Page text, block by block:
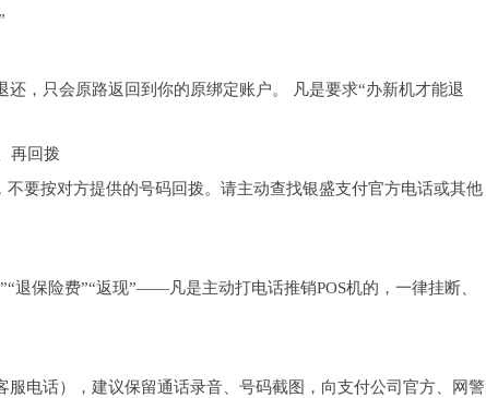
，只会原路返回到你的原绑定账户。 凡是要求“办新机才能退
再回拨
不要按对方提供的号码回拨。请主动查找银盛支付官方电话或其他
保险费”“返现”——凡是主动打电话推销POS机的，一律挂断、
电话），建议保留通话录音、号码截图，向支付公司官方、网警